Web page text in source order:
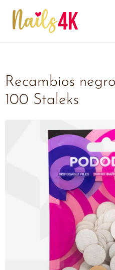
Recambios
100 Staleks